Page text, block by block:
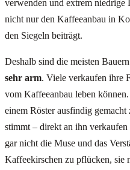
verwenden und extrem niedrige
nicht nur den Kaffeeanbau in
den Siegeln beiträgt.
Deshalb sind die meisten
sehr arm. Viele verkaufen ihre
vom Kaffeeanbau leben
einem Röster ausfindig
stimmt – direkt an ihn
gar nicht die Muse und das
Kaffeekirschen zu pflücken, sie